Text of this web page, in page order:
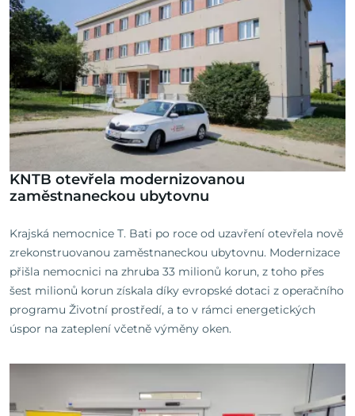
KNTB otevřela modernizovanou
zaměstnaneckou ubytovnu
Krajská nemocnice T. Bati po roce od uzavření otevřela nově
zrekonstruovanou zaměstnaneckou ubytovnu. Modernizace
přišla nemocnici na zhruba 33 milionů korun, z toho přes
šest milionů korun získala díky evropské dotaci z operačního
programu Životní prostředí, a to v rámci energetických
úspor na zateplení včetně výměny oken.